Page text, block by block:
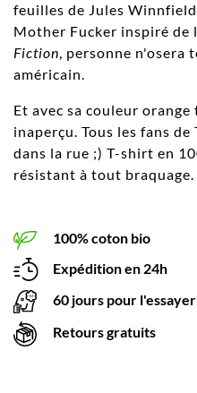
feuilles de Jules
Mother Fucker inspiré de
Fiction, personne n'osera
américain.
Et avec sa couleur
inaperçu. Tous les fans
dans la rue ;) T-shirt en
résistant à tout braquage.
100% coton bio
Expédition en 24h
60 jours pour l'essayer
Retours gratuits